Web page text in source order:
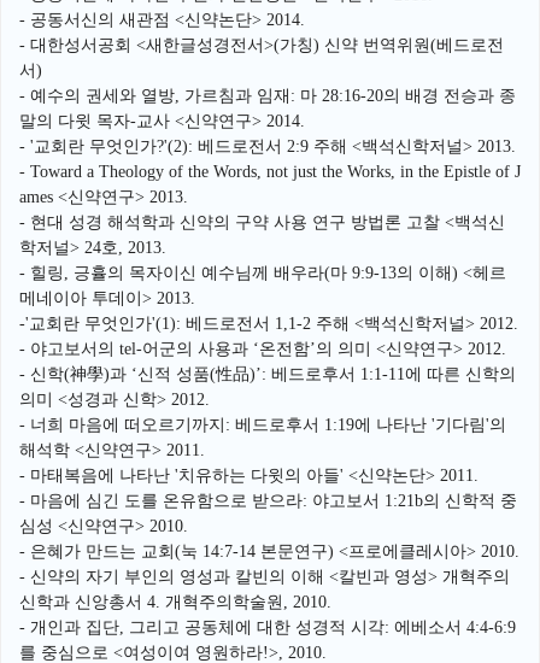
- 공동서신의 새관점 <신약논단> 2014.
- 대한성서공회 <새한글성경전서>(가칭) 신약 번역위원(베드로전
서)
- 예수의 권세와 열방, 가르침과 임재: 마 28:16-20의 배경 전승과 종
말의 다윗 목자-교사 <신약연구> 2014.
- '교회란 무엇인가?'(2): 베드로전서 2:9 주해 <백석신학저널> 2013.
- Toward a Theology of the Words, not just the Works, in the Epistle of J
ames <신약연구> 2013.
- 현대 성경 해석학과 신약의 구약 사용 연구 방법론 고찰 <백석신
학저널> 24호, 2013.
- 힐링, 긍휼의 목자이신 예수님께 배우라(마 9:9-13의 이해) <헤르
메네이아 투데이> 2013.
-'교회란 무엇인가'(1): 베드로전서 1,1-2 주해 <백석신학저널> 2012.
- 야고보서의 tel-어군의 사용과 ‘온전함’의 의미 <신약연구> 2012.
- 신학(神學)과 ‘신적 성품(性品)’: 베드로후서 1:1-11에 따른 신학의
의미 <성경과 신학> 2012.
- 너희 마음에 떠오르기까지: 베드로후서 1:19에 나타난 '기다림'의
해석학 <신약연구> 2011.
- 마태복음에 나타난 '치유하는 다윗의 아들' <신약논단> 2011.
- 마음에 심긴 도를 온유함으로 받으라: 야고보서 1:21b의 신학적 중
심성 <신약연구> 2010.
- 은혜가 만드는 교회(눅 14:7-14 본문연구) <프로에클레시아> 2010.
- 신약의 자기 부인의 영성과 칼빈의 이해 <칼빈과 영성> 개혁주의
신학과 신앙총서 4. 개혁주의학술원, 2010.
- 개인과 집단, 그리고 공동체에 대한 성경적 시각: 에베소서 4:4-6:9
를 중심으로 <여성이여 영원하라!>, 2010.